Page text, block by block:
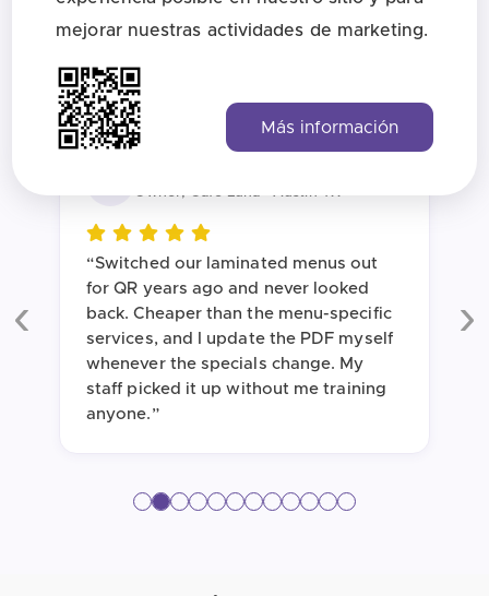
de QRStuff
4.8 / 5 average from 12 customer reviews
Owner, Café Luna · Austin TX
“Switched our laminated menus out
for QR years ago and never looked
back. Cheaper than the menu-specific
services, and I update the PDF myself
whenever the specials change. My
staff picked it up without me training
anyone.”
Previous
mejorar nuestras actividades de marketing.
Más información